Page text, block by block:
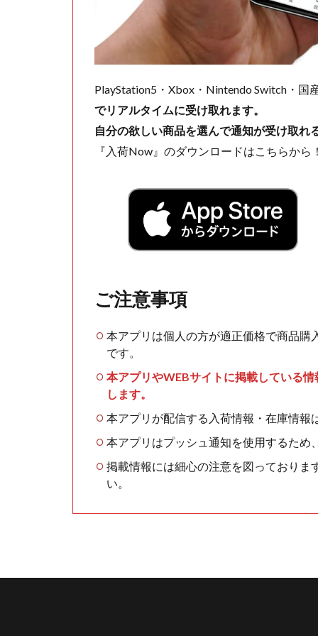
PlayStation5・Xbox・Nintendo Switch・国
でリアルタイムに受け取れます。
自分の欲しい商品を選んで通知が受け取れ
『入荷Now』のダウンロードはこちらから
ご注意事項
本アプリは個人の方が適正価格で商品購
です。
本アプリやWEBサイトに掲載している
します。
本アプリが配信する入荷情報・在庫情報
本アプリはプッシュ通知を使用するた
掲載情報には細心の注意を図っておりま
い。